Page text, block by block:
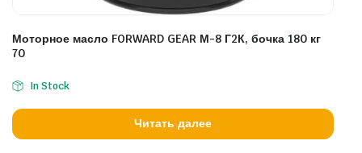
Моторное масло FORWARD GEAR М-8 Г2К, бочка 180 кг
70
In Stock
Читать далее